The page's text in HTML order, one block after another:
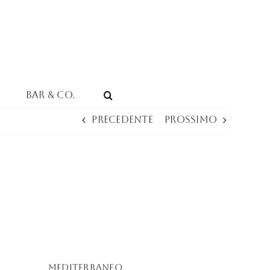
Bar & Co.
Precedente Prossimo
Mediterraneo